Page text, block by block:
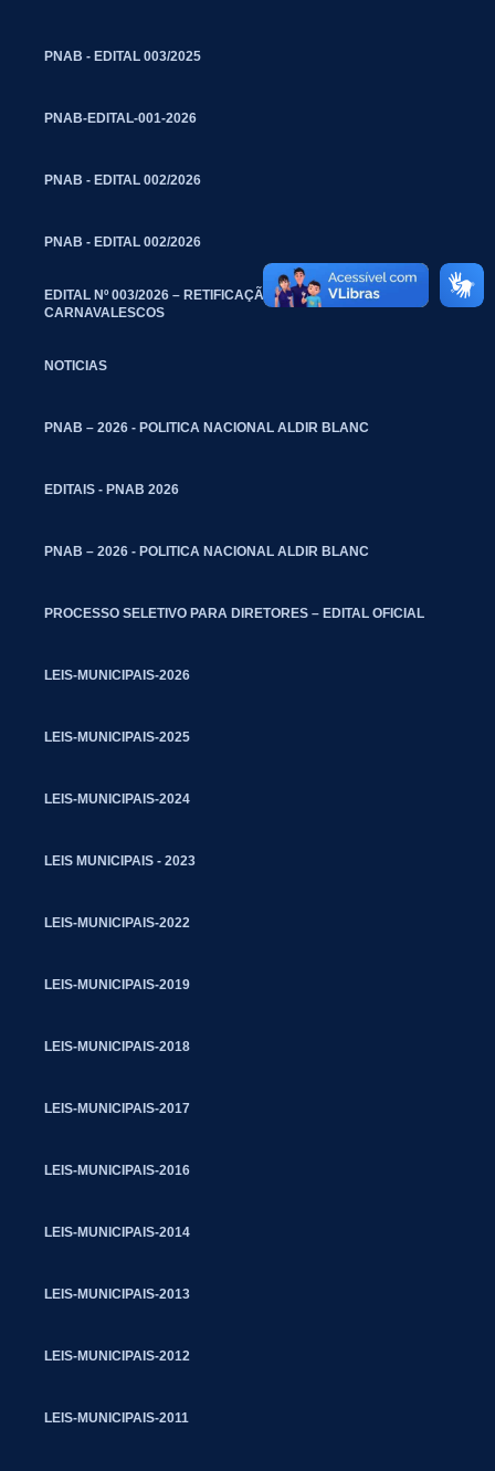
PNAB - EDITAL 003/2025
PNAB-EDITAL-001-2026
PNAB - EDITAL 002/2026
PNAB - EDITAL 002/2026
EDITAL Nº 003/2026 – RETIFICAÇÃO – BLOCOS
CARNAVALESCOS
NOTICIAS
PNAB – 2026 - POLITICA NACIONAL ALDIR BLANC
EDITAIS - PNAB 2026
PNAB – 2026 - POLITICA NACIONAL ALDIR BLANC
PROCESSO SELETIVO PARA DIRETORES – EDITAL OFICIAL
LEIS-MUNICIPAIS-2026
LEIS-MUNICIPAIS-2025
LEIS-MUNICIPAIS-2024
LEIS MUNICIPAIS - 2023
LEIS-MUNICIPAIS-2022
LEIS-MUNICIPAIS-2019
LEIS-MUNICIPAIS-2018
LEIS-MUNICIPAIS-2017
LEIS-MUNICIPAIS-2016
LEIS-MUNICIPAIS-2014
LEIS-MUNICIPAIS-2013
LEIS-MUNICIPAIS-2012
LEIS-MUNICIPAIS-2011